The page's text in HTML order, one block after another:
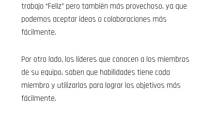
trabajo “Feliz” pero también más provechoso, ya que
podemos aceptar ideas o colaboraciones más
fácilmente.
Por otro lado, los líderes que conocen a los miembros
de su equipo, saben que habilidades tiene cada
miembro y utilizarlas para lograr los objetivos más
fácilmente.